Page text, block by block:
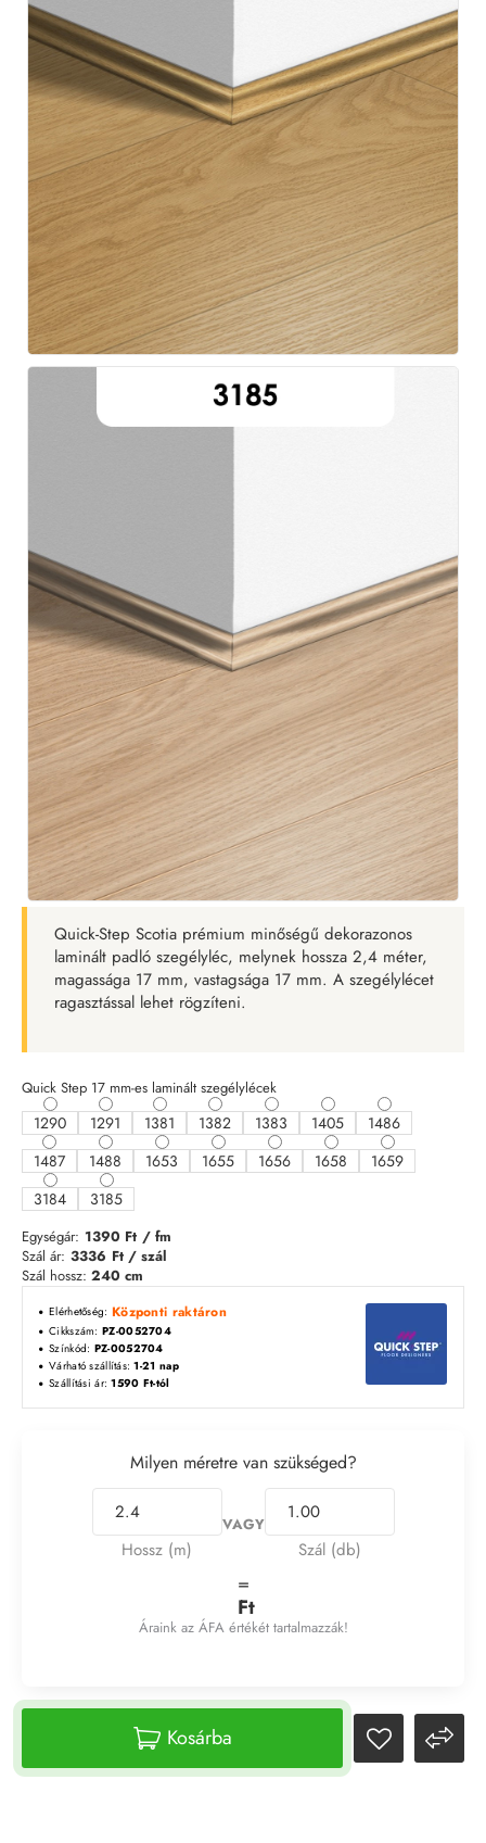
Quick-Step Scotia prémium minőségű dekorazonos
laminált padló szegélyléc, melynek hossza 2,4 méter,
magassága 17 mm, vastagsága 17 mm. A szegélylécet
ragasztással lehet rögzíteni.
Egységár: 1390 Ft / fm
Szál ár: 3336 Ft / szál
Szál hossz: 240 cm
Elérhetőség: Központi raktáron
Cikkszám: PZ-0052704
Színkód: PZ-0052704
Várható szállítás: 1-21 nap
Szállítási ár: 1590 Ft-tól
Milyen méretre van szükséged?
Hossz (m)
VAGY
Szál (db)
=
Ft
Áraink az ÁFA értékét tartalmazzák!
Quick Step 17 mm-es laminált szegélylécek
1290 1291 1381 1382 1383 1405
1486
1487
1488 1653 1655 1656 1658
1659
3184
3185
Kosárba